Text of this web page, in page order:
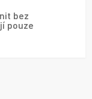
bez
pouze